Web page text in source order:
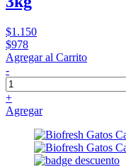
$1.150
$978
Agregar al Carrito
-
+
Agregar